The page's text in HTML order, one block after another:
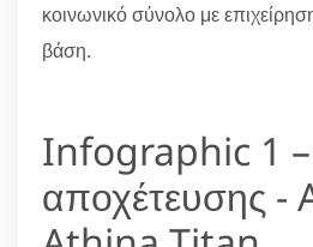
κοινωνικό σύνολο με
βάση.
Infographic 1 –
αποχέτευσης -